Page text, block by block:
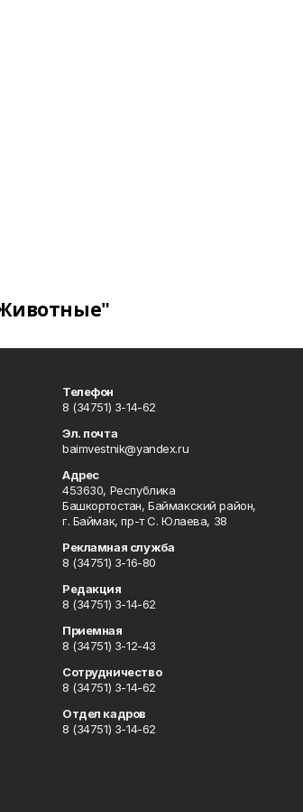
Телефон
8 (34751) 3-14-62
Эл. почта
baimvestnik@yandex.ru
Адрес
453630, Республика
Башкортостан, Баймакский район,
г. Баймак, пр-т С. Юлаева, 38
Рекламная служба
8 (34751) 3-16-80
Редакция
8 (34751) 3-14-62
Приемная
8 (34751) 3-12-43
Сотрудничество
8 (34751) 3-14-62
Отдел кадров
8 (34751) 3-14-62